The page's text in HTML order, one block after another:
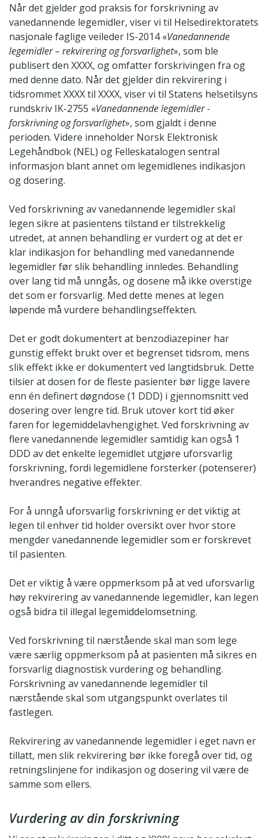
Når det gjelder god praksis for forskrivning av
vanedannende legemidler, viser vi til Helsedirektoratets
nasjonale faglige veileder IS-2014 «Vanedannende
legemidler – rekvirering og forsvarlighet», som ble
publisert den XXXX, og omfatter forskrivingen fra og
med denne dato. Når det gjelder din rekvirering i
tidsrommet XXXX til XXXX, viser vi til Statens helsetilsyns
rundskriv IK-2755 «Vanedannende legemidler -
forskrivning og forsvarlighet», som gjaldt i denne
perioden. Videre inneholder Norsk Elektronisk
Legehåndbok (NEL) og Felleskatalogen sentral
informasjon blant annet om legemidlenes indikasjon
og dosering.
Ved forskrivning av vanedannende legemidler skal
legen sikre at pasientens tilstand er tilstrekkelig
utredet, at annen behandling er vurdert og at det er
klar indikasjon for behandling med vanedannende
legemidler før slik behandling innledes. Behandling
over lang tid må unngås, og dosene må ikke overstige
det som er forsvarlig. Med dette menes at legen
løpende må vurdere behandlingseffekten.
Det er godt dokumentert at benzodiazepiner har
gunstig effekt brukt over et begrenset tidsrom, mens
slik effekt ikke er dokumentert ved langtidsbruk. Dette
tilsier at dosen for de fleste pasienter bør ligge lavere
enn én definert døgndose (1 DDD) i gjennomsnitt ved
dosering over lengre tid. Bruk utover kort tid øker
faren for legemiddelavhengighet. Ved forskrivning av
flere vanedannende legemidler samtidig kan også 1
DDD av det enkelte legemidlet utgjøre uforsvarlig
forskrivning, fordi legemidlene forsterker (potenserer)
hverandres negative effekter.
For å unngå uforsvarlig forskrivning er det viktig at
legen til enhver tid holder oversikt over hvor store
mengder vanedannende legemidler som er forskrevet
til pasienten.
Det er viktig å være oppmerksom på at ved uforsvarlig
høy rekvirering av vanedannende legemidler, kan legen
også bidra til illegal legemiddelomsetning.
Ved forskrivning til nærstående skal man som lege
være særlig oppmerksom på at pasienten må sikres en
forsvarlig diagnostisk vurdering og behandling.
Forskrivning av vanedannende legemidler til
nærstående skal som utgangspunkt overlates til
fastlegen.
Rekvirering av vanedannende legemidler i eget navn er
tillatt, men slik rekvirering bør ikke foregå over tid, og
retningslinjene for indikasjon og dosering vil være de
samme som ellers.
Vurdering av din forskrivning